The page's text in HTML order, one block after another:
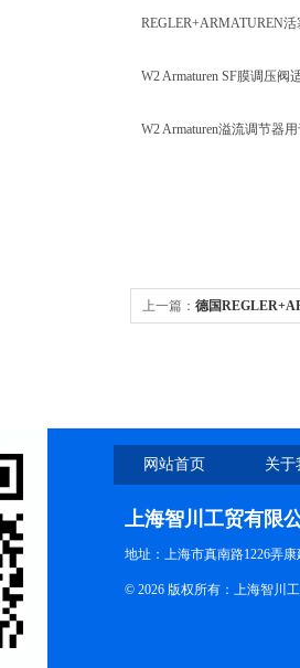
REGLER+ARMATUREN
W2 Armaturen SF膜调压
W2 Armaturen溢流调节器
上一篇： 德国
网站首页 关于
上海智川工贸有限
地址：上海市真南路1226弄
© 2026 版权所有：上海智川